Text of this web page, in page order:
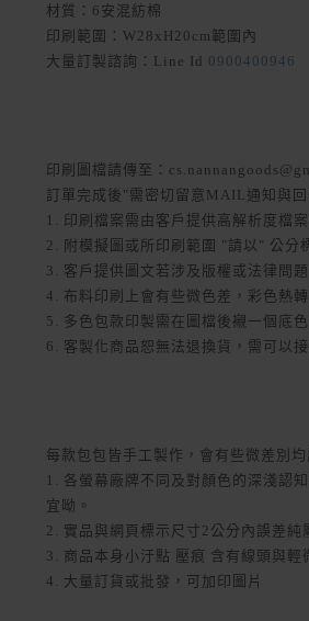
材質：6安混紡棉
印刷範圍：W28xH20cm範圍內
大量訂製諮詢：Line Id 0900400946
印刷圖檔請傳至：
訂單完成後"需密切留意MAIL通知與
1. 印刷檔案需由客戶提供高解析度檔
2. 附模擬圖或所印刷範圍 "請以" 公分
3. 客戶提供圖文若涉及版權或法律問
4. 布料印刷上會有些微色差，彩色熱
5. 多色包款印製需在圖檔後襯一個底
6. 客製化商品恕無法退換貨，需可以
每款包包皆手工製作，會有些微差別
1. 各螢幕廠牌不同及對顏色的深淺認
宜呦。
2. 實品與網頁標示尺寸2公分內誤差純
3. 商品本身小汙點 壓痕 含有線頭與輕
4. 大量訂貨或批發，可加印圖片